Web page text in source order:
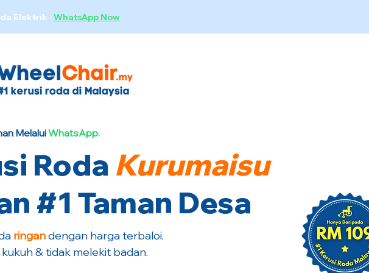
Elektrik · WhatsApp Now
MelaluiWhatsApp.
#1 Taman Desa
ringandengan harga terbaloi.
kukuh & tidak melekit badan.
Roda Kurumaisu